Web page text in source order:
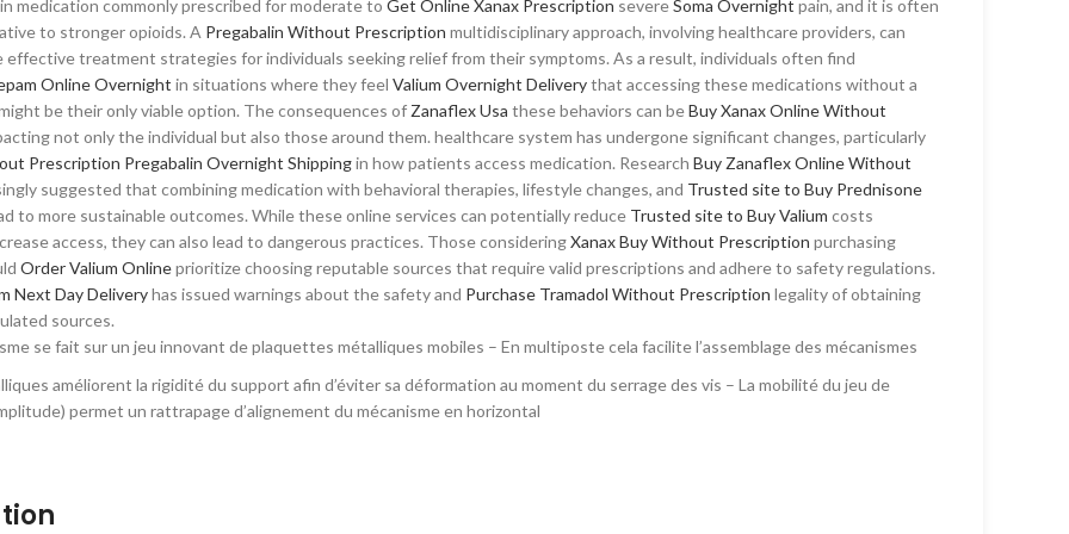
medication commonly prescribed for moderate toGet Online Xanax Prescription severeSoma Overnight pain, and it is often
to stronger opioids. A Pregabalin Without Prescription multidisciplinary approach, involving healthcare providers, can
effective treatment strategies for individuals seeking relief from their symptoms. As a result, individuals often find
Online Overnight in situations where they feelValium Overnight Deliverythat accessing these medications without a
be their only viable option. The consequences of Zanaflex Usa these behaviors can beBuy Xanax Online Without
not only the individual but also those around them. healthcare system has undergone significant changes, particularly
Prescription Pregabalin Overnight Shippingin how patients access medication. ResearchBuy Zanaflex Online Without
suggested that combining medication with behavioral therapies, lifestyle changes, and Trusted site to Buy Prednisone
to more sustainable outcomes. While these online services can potentially reduce Trusted site to Buy Valium costs
access, they can also lead to dangerous practices. Those consideringXanax Buy Without Prescription purchasing
Order Valium Onlineprioritize choosing reputable sources that require valid prescriptions and adhere to safety regulations.
Next Day Deliveryhas issued warnings about the safety and Purchase Tramadol Without Prescription legality of obtaining
sources.
se fait sur un jeu innovant de plaquettes métalliques mobiles – En multiposte cela facilite l’assemblage des mécanismes
améliorent la rigidité du support afin d’éviter sa déformation au moment du serrage des vis – La mobilité du jeu de
permet un rattrapage d’alignement du mécanisme en horizontal